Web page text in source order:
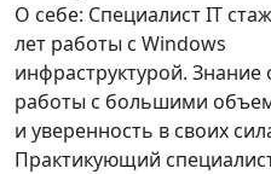
О себе: Специалист IT
лет работы с Windows
инфраструктурой.
работы с большими
и уверенность в своих
Практикующий